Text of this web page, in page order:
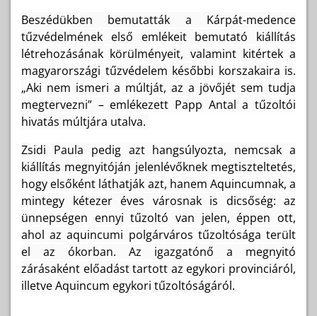
Beszédükben bemutatták a Kárpát-medence
tűzvédelmének első emlékeit bemutató kiállítás
létrehozásának körülményeit, valamint kitértek a
magyarországi tűzvédelem későbbi korszakaira is.
„Aki nem ismeri a múltját, az a jövőjét sem tudja
megtervezni” – emlékezett Papp Antal a tűzoltói
hivatás múltjára utalva.
Zsidi Paula pedig azt hangsúlyozta, nemcsak a
kiállítás megnyitóján jelenlévőknek megtiszteltetés,
hogy elsőként láthatják azt, hanem Aquincumnak, a
mintegy kétezer éves városnak is dicsőség: az
ünnepségen ennyi tűzoltó van jelen, éppen ott,
ahol az aquincumi polgárváros tűzoltósága terült
el az ókorban. Az igazgatónő a megnyitó
zárásaként előadást tartott az egykori provinciáról,
illetve Aquincum egykori tűzoltóságáról.